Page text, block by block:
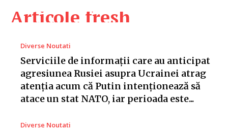
Articole fresh
Diverse Noutati
Serviciile de informații care au anticipat
agresiunea Rusiei asupra Ucrainei atrag
atenția acum că Putin intenționează să
atace un stat NATO, iar perioada este...
Diverse Noutati